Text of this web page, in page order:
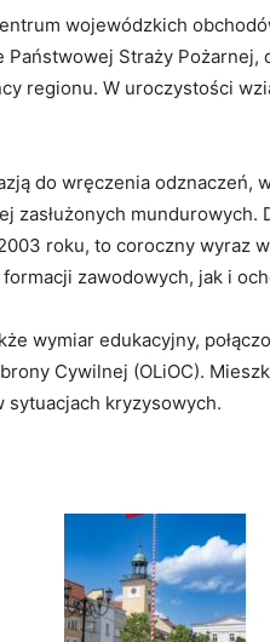
wojewódzkich
Straży Pożarnej,
regionu. W uroczystości
do wręczenia odznaczeń,
zasłużonych mundurowych.
roku, to coroczny wyraz
zawodowych, jak i
wymiar edukacyjny,
Cywilnej (OLiOC).
sytuacjach kryzysowych.